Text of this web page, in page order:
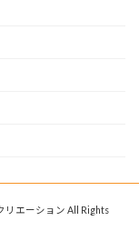
リエーション All Rights